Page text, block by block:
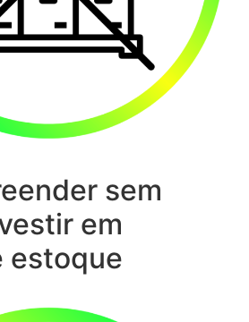
sem
em
estoque